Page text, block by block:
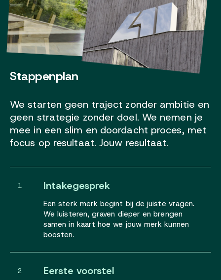
Stappenplan
We starten geen traject zonder ambitie en
geen strategie zonder doel. We nemen je
mee in een slim en doordacht proces, met
focus op resultaat. Jouw resultaat.
1 Intakegesprek
Een sterk merk begint bij de juiste vragen.
We luisteren, graven dieper en brengen
samen in kaart hoe we jouw merk kunnen
boosten.
2 Eerste voorstel